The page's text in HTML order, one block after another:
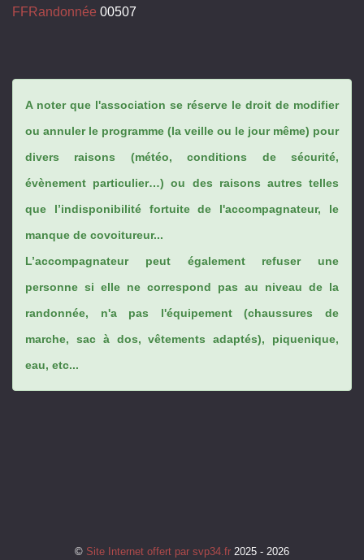
FFRandonnée 00507
A noter que l'association se réserve le droit de modifier
ou annuler le programme (la veille ou le jour même) pour
divers raisons (météo, conditions de sécurité,
évènement particulier…) ou des raisons autres telles
que l’indisponibilité fortuite de l'accompagnateur, le
manque de covoitureur...
L’accompagnateur peut également refuser une
personne si elle ne correspond pas au niveau de la
randonnée, n'a pas l'équipement (chaussures de
marche, sac à dos, vêtements adaptés), piquenique,
eau, etc...
© Site Internet offert par svp34.fr 2025 - 2026